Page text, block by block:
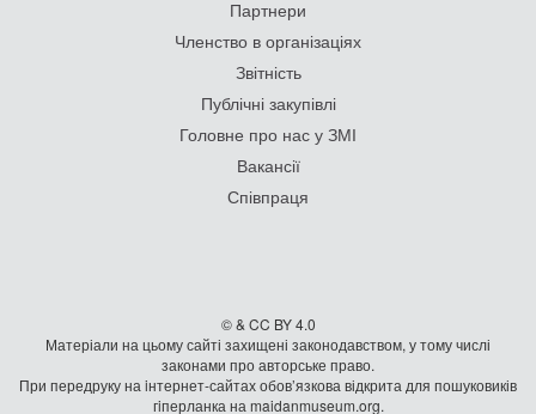
Партнери
Членство в організаціях
Звітність
Публічні закупівлі
Головне про нас у ЗМІ
Вакансії
Співпраця
© & CC BY 4.0
Матеріали на цьому сайті захищені законодавством, у тому числі
законами про авторське право.
При передруку на iнтернет-сайтах обов’язкова відкрита для пошуковиків
гiперланка на maidanmuseum.org.